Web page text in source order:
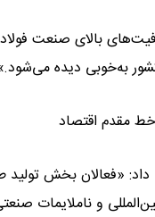
بالای صنعت
به‌خوبی دیده
خط مقدم اقتصاد
و ناملایمات